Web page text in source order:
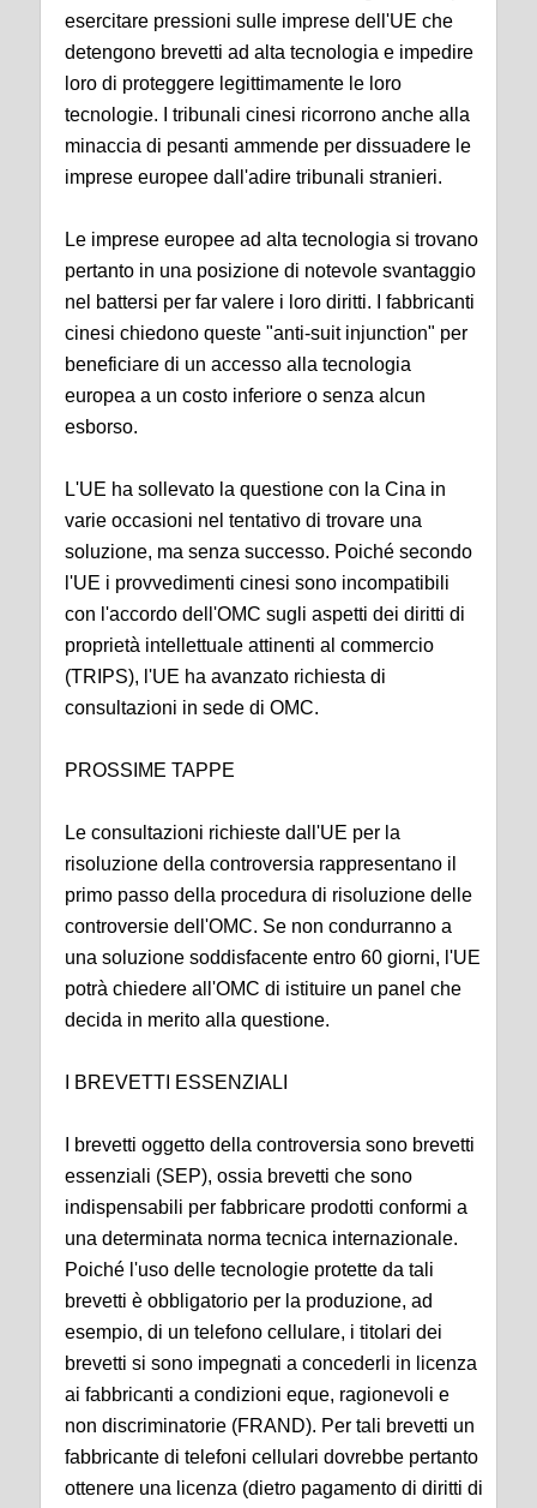
esercitare pressioni sulle imprese dell'UE che
detengono brevetti ad alta tecnologia e impedire
loro di proteggere legittimamente le loro
tecnologie. I tribunali cinesi ricorrono anche alla
minaccia di pesanti ammende per dissuadere le
imprese europee dall'adire tribunali stranieri.
Le imprese europee ad alta tecnologia si trovano
pertanto in una posizione di notevole svantaggio
nel battersi per far valere i loro diritti. I fabbricanti
cinesi chiedono queste "anti-suit injunction" per
beneficiare di un accesso alla tecnologia
europea a un costo inferiore o senza alcun
esborso.
L'UE ha sollevato la questione con la Cina in
varie occasioni nel tentativo di trovare una
soluzione, ma senza successo. Poiché secondo
l'UE i provvedimenti cinesi sono incompatibili
con l'accordo dell'OMC sugli aspetti dei diritti di
proprietà intellettuale attinenti al commercio
(TRIPS), l'UE ha avanzato richiesta di
consultazioni in sede di OMC.
PROSSIME TAPPE
Le consultazioni richieste dall'UE per la
risoluzione della controversia rappresentano il
primo passo della procedura di risoluzione delle
controversie dell'OMC. Se non condurranno a
una soluzione soddisfacente entro 60 giorni, l'UE
potrà chiedere all'OMC di istituire un panel che
decida in merito alla questione.
I BREVETTI ESSENZIALI
I brevetti oggetto della controversia sono brevetti
essenziali (SEP), ossia brevetti che sono
indispensabili per fabbricare prodotti conformi a
una determinata norma tecnica internazionale.
Poiché l'uso delle tecnologie protette da tali
brevetti è obbligatorio per la produzione, ad
esempio, di un telefono cellulare, i titolari dei
brevetti si sono impegnati a concederli in licenza
ai fabbricanti a condizioni eque, ragionevoli e
non discriminatorie (FRAND). Per tali brevetti un
fabbricante di telefoni cellulari dovrebbe pertanto
ottenere una licenza (dietro pagamento di diritti di